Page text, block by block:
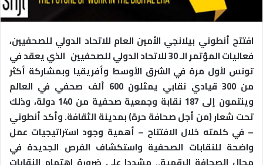
افتتح أنطوني بيلانجي الأمين العام للاتحاد الدولي للصحفيين،
فعاليات المؤتمر الـ 30 للاتحاد الدولي للصحفيين الذي يعقد في
تونس لأول مرة في الشرق الأوسط وأفريقيا وبمشاركة أكثر
من 300 قيادي نقابي يمثلون 600 ألف صحفي في العالم
وينتمون إلى 187 نقابة وجمعية صحفية من 140 دولة، وذلك
تحت شعار (من أجل صحافة حرة) بمدينة الثقافة.وأكد أنطوني
– في كلمته خلال الافتتاح – أهمية وجود استراتيجيات عمل
واضحة للنقابات الصحفية واستكشاف الفرص الجديدة في